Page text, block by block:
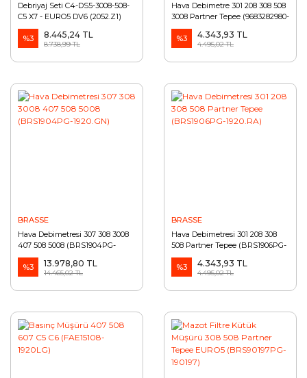
Debriyaj Seti C4-DS5-3008-508-
C5 X7 - EURO5 DV6 (2052.Z1)
%3 8.445,24 TL
8.738,99 TL
Hava Debimetre 301 208 308 508
3008 Partner Tepee (9683282980-
1920RA)
%3
4.343,93 TL
4.495,02 TL
BRASSE
Hava Debimetresi 307 308 3008
407 508 5008 (BRS1904PG-
1920.GN)
%3
13.978,80 TL
14.465,02 TL
BRASSE
Hava Debimetresi 301 208 308
508 Partner Tepee (BRS1906PG-
1920.RA)
%3
4.343,93 TL
4.495,02 TL